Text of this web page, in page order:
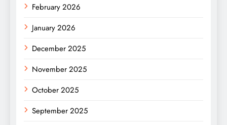
February 2026
January 2026
December 2025
November 2025
October 2025
September 2025